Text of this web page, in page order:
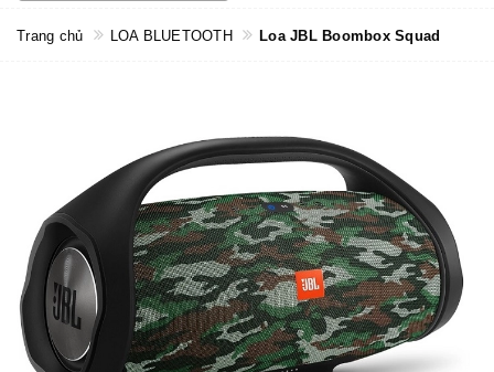
Trang chủ LOA BLUETOOTH Loa JBL Boombox Squad